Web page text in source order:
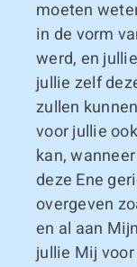
moeten
in de vorm
werd, en
jullie zelf
zullen
voor jullie
kan,
deze Ene
overgeven
en al aan
jullie Mij